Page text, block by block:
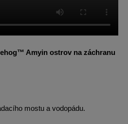
Amyin ostrov na záchranu
mostu a vodopádu.